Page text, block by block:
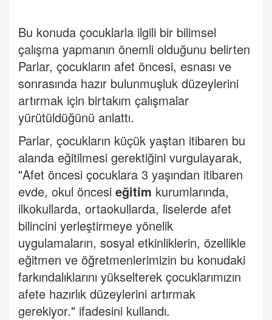
Bu konuda çocuklarla ilgili bir bilimsel
çalışma yapmanın önemli olduğunu belirten
Parlar, çocukların afet öncesi, esnası ve
sonrasında hazır bulunmuşluk düzeylerini
artırmak için birtakım çalışmalar
yürütüldüğünü anlattı.
Parlar, çocukların küçük yaştan itibaren bu
alanda eğitilmesi gerektiğini vurgulayarak,
"Afet öncesi çocuklara 3 yaşından itibaren
evde, okul öncesi eğitim kurumlarında,
ilkokullarda, ortaokullarda, liselerde afet
bilincini yerleştirmeye yönelik
uygulamaların, sosyal etkinliklerin, özellikle
eğitmen ve öğretmenlerimizin bu konudaki
farkındalıklarını yükselterek çocuklarımızın
afete hazırlık düzeylerini artırmak
gerekiyor." ifadesini kullandı.